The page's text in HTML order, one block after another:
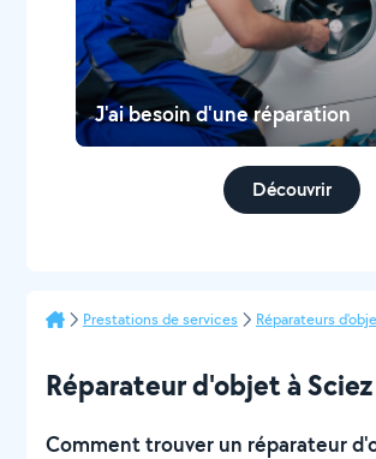
J'ai besoin d'une réparation
Découvrir
Prestations de services Réparateurs
Réparateur d'objet à
Comment trouver un réparateur